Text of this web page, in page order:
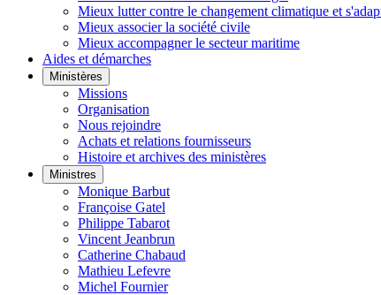
Mieux lutter contre le changement climatique et
Mieux associer la société civile
Mieux accompagner le secteur maritime
Aides et démarches
Ministères
Missions
Organisation
Nous rejoindre
Achats et relations fournisseurs
Histoire et archives des ministères
Ministres
Monique Barbut
Françoise Gatel
Philippe Tabarot
Vincent Jeanbrun
Catherine Chabaud
Mathieu Lefevre
Michel Fournier